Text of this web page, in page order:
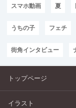
スマホ動画 夏
うちの子 フェチ
街角インタビュー
トップページ
イラスト